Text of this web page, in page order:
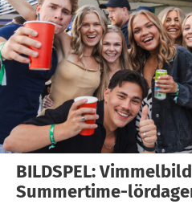
BILDSPEL:
Summertime-